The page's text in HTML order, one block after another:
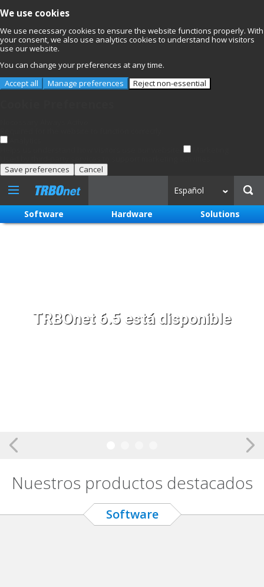
We use cookies
We use necessary cookies to ensure the website functions properly. With
your consent, we also use analytics cookies to understand how visitors
use our website.
You can change your preferences at any time.
Accept all
Manage preferences Reject non-essential
Save preferences
Cancel
Español
Software Hardware Solutions
TRBOnet 6.5 está disponible
Nuestros productos destacados
Software